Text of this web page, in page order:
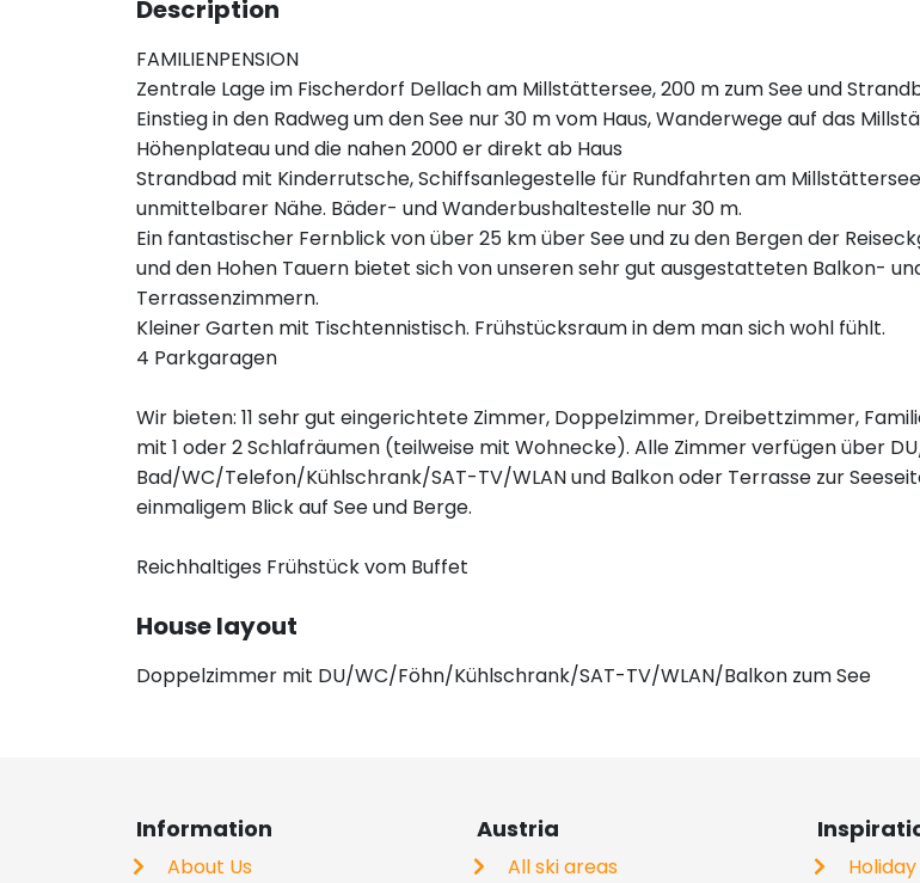
Description
FAMILIENPENSION
Zentrale Lage im Fischerdorf Dellach am Millstättersee, 200 m zum See und
Einstieg in den Radweg um den See nur 30 m vom Haus, Wanderwege auf das
Höhenplateau und die nahen 2000 er direkt ab Haus
Strandbad mit Kinderrutsche, Schiffsanlegestelle für Rundfahrten am
unmittelbarer Nähe. Bäder- und Wanderbushaltestelle nur 30 m.
Ein fantastischer Fernblick von über 25 km über See und zu den Bergen der
und den Hohen Tauern bietet sich von unseren sehr gut ausgestatteten Balkon-
Terrassenzimmern.
Kleiner Garten mit Tischtennistisch. Frühstücksraum in dem man sich wohl fühlt.
4 Parkgaragen
Wir bieten: 11 sehr gut eingerichtete Zimmer, Doppelzimmer, Dreibettzimmer,
mit 1 oder 2 Schlafräumen (teilweise mit Wohnecke). Alle Zimmer verfügen über
Bad/WC/Telefon/Kühlschrank/SAT-TV/WLAN und Balkon oder Terrasse zur
einmaligem Blick auf See und Berge.
Reichhaltiges Frühstück vom Buffet
House layout
Doppelzimmer mit DU/WC/Föhn/Kühlschrank/SAT-TV/WLAN/Balkon zum See
Information
About Us
Austria
All ski areas